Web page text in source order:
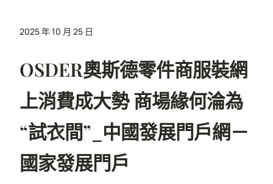
2025 年 10 月 25 日
OSDER奧斯德零件商服裝網
上消費成大勢 商場緣何淪為
“試衣間”_中國發展門戶網－
國家發展門戶